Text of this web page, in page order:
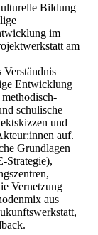
Bildung
im
am
Verständnis
Entwicklung
schulische
und
auf.
Grundlagen
Strategie),
Vernetzung
aus